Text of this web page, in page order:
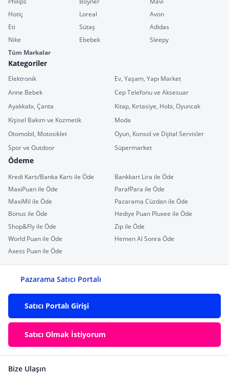
Hotiç
Loreal
Avon
Eti
Sütaş
Adidas
Nike
Ebebek
Sleepy
Tüm Markalar
Kategoriler
Elektronik
Ev, Yaşam, Yapı Market
Anne Bebek
Cep Telefonu ve Aksesuar
Ayakkabı, Çanta
Kitap, Kırtasiye, Hobi, Oyuncak
Kişisel Bakım ve Kozmetik
Moda
Otomobil, Motosiklet
Oyun, Konsol ve Dijital Servisler
Spor ve Outdoor
Süpermarket
Ödeme
Kredi Kartı/Banka Kartı ile Öde
Bankkart Lira ile Öde
MaxiPuan ile Öde
ParafPara ile Öde
MaxiMil ile Öde
Pazarama Cüzdan ile Öde
Bonus ile Öde
Hediye Puan Pluxee ile Öde
Shop&Fly ile Öde
Zip ile Öde
World Puan ile Öde
Hemen Al Sonra Öde
Axess Puan ile Öde
Pazarama Satıcı Portalı
Satıcı Portalı Girişi
Satıcı Olmak İstiyorum
Bize Ulaşın